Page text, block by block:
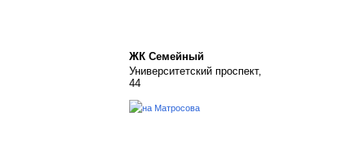
ЖК Семейный
Университетский проспект,
44